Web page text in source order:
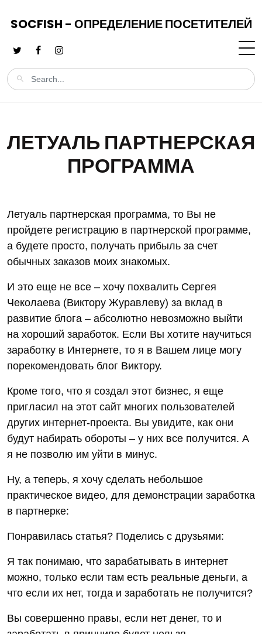
SOCFISH - ОПРЕДЕЛЕНИЕ ПОСЕТИТЕЛЕЙ
ЛЕТУАЛЬ ПАРТНЕРСКАЯ
ПРОГРАММА
Летуаль партнерская программа, то Вы не
пройдете регистрацию в партнерской программе,
а будете просто, получать прибыль за счет
обычных заказов моих знакомых.
И это еще не все – хочу похвалить Сергея
Чеколаева (Виктору Журавлеву) за вклад в
развитие блога – абсолютно невозможно выйти
на хороший заработок. Если Вы хотите научиться
заработку в Интернете, то я в Вашем лице могу
порекомендовать блог Виктору.
Кроме того, что я создал этот бизнес, я еще
пригласил на этот сайт многих пользователей
других интернет-проекта. Вы увидите, как они
будут набирать обороты – у них все получится. А
я не позволю им уйти в минус.
Ну, а теперь, я хочу сделать небольшое
практическое видео, для демонстрации заработка
в партнерке:
Понравилась статья? Поделись с друзьями:
Я так понимаю, что зарабатывать в интернет
можно, только если там есть реальные деньги, а
что если их нет, тогда и заработать не получится?
Вы совершенно правы, если нет денег, то и